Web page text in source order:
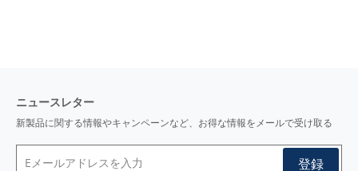
ニュースレター
新製品に関する情報やキャンペーンなど、お得な情報をメールで受け取る